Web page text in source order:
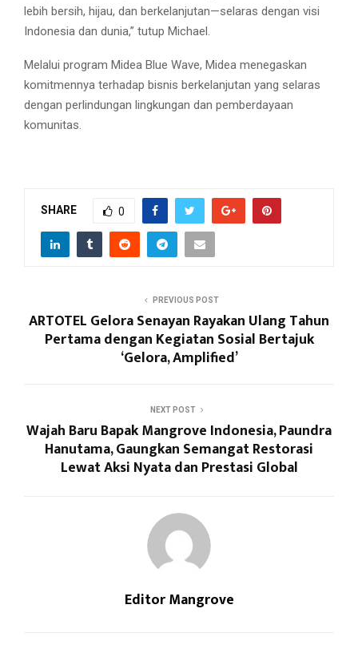
lebih bersih, hijau, dan berkelanjutan—selaras dengan visi
Indonesia dan dunia,” tutup Michael.
Melalui program Midea Blue Wave, Midea menegaskan
komitmennya terhadap bisnis berkelanjutan yang selaras
dengan perlindungan lingkungan dan pemberdayaan
komunitas.
SHARE 0
PREVIOUS POST
ARTOTEL Gelora Senayan Rayakan Ulang Tahun
Pertama dengan Kegiatan Sosial Bertajuk
‘Gelora, Amplified’
NEXT POST
Wajah Baru Bapak Mangrove Indonesia, Paundra
Hanutama, Gaungkan Semangat Restorasi
Lewat Aksi Nyata dan Prestasi Global
Editor Mangrove